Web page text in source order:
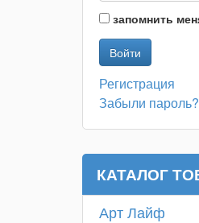
запомнить
Регистрация
Забыли пароль?
КАТАЛОГ
Арт Лайф